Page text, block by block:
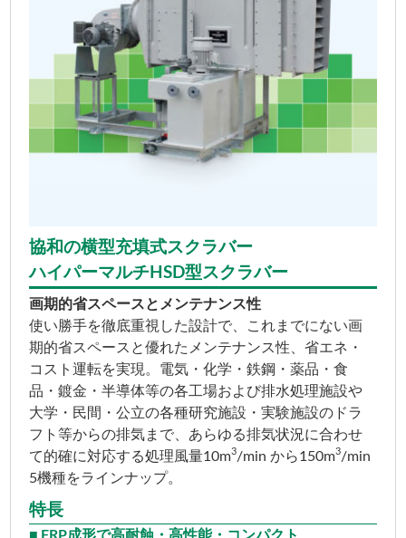
協和の横型充填式スクラバー
ハイパーマルチHSD型スクラバー
画期的省スペースとメンテナンス性
使い勝手を徹底重視した設計で、これまでにない画
期的省スペースと優れたメンテナンス性、省エネ・
コスト運転を実現。電気・化学・鉄鋼・薬品・食
品・鍍金・半導体等の各工場および排水処理施設や
大学・民間・公立の各種研究施設・実験施設のドラ
フト等からの排気まで、あらゆる排気状況に合わせ
て的確に対応する処理風量10m3/min から150m3/min
5機種をラインナップ。
特長